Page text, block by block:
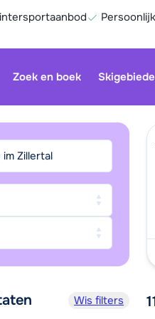
Zoek en boek
Zillertal
Wis filters